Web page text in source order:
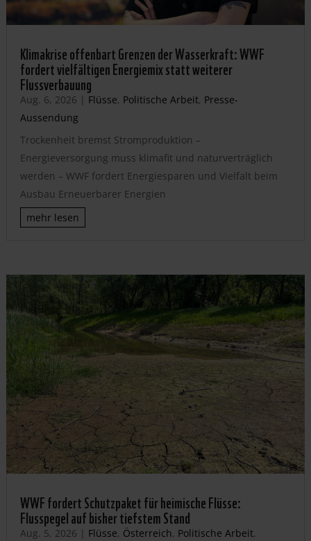
Klimakrise offenbart Grenzen der Wasserkraft: WWF
fordert vielfältigen Energiemix statt weiterer
Flussverbauung
Aug. 6, 2026 | Flüsse, Politische Arbeit, Presse-
Aussendung
Trockenheit bremst Stromproduktion –
Energieversorgung muss klimafit und naturverträglich
werden – WWF fordert Energiesparen und Vielfalt beim
Ausbau Erneuerbarer Energien
mehr lesen
WWF fordert Schutzpaket für heimische Flüsse:
Flusspegel auf bisher tiefstem Stand
Aug. 5, 2026 | Flüsse, Österreich, Politische Arbeit,